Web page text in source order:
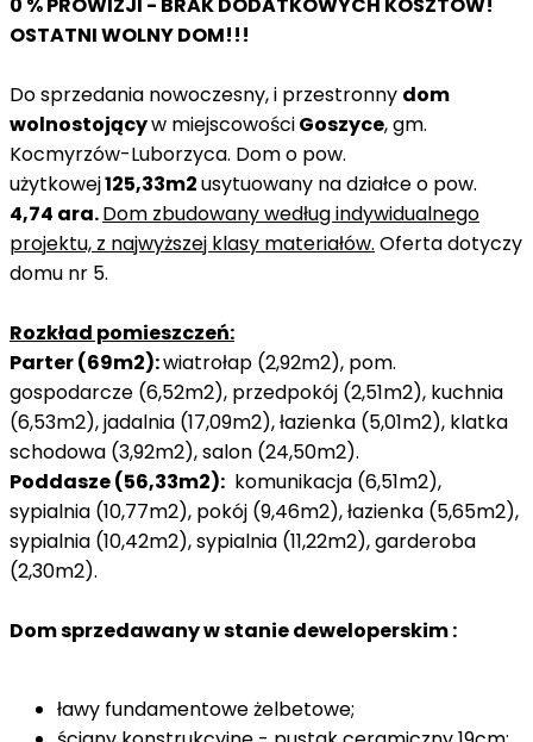
0 % PROWIZJI - BRAK DODATKOWYCH KOSZTÓW!
OSTATNI WOLNY DOM!!!
Do sprzedania nowoczesny, i przestronny dom
wolnostojącyw miejscowościGoszyce, gm.
Kocmyrzów-Luborzyca. Dom o pow.
użytkowej125,33m2usytuowany na działce o pow.
4,74 ara.Dom zbudowany według indywidualnego
projektu, z najwyższej klasy materiałów. Oferta dotyczy
domu nr 5.
Rozkład pomieszczeń:
Parter (69m2):wiatrołap (2,92m2), pom.
gospodarcze (6,52m2), przedpokój (2,51m2), kuchnia
(6,53m2), jadalnia (17,09m2), łazienka (5,01m2), klatka
schodowa (3,92m2), salon (24,50m2).
Poddasze (56,33m2): komunikacja (6,51m2),
sypialnia (10,77m2), pokój (9,46m2), łazienka (5,65m2),
sypialnia (10,42m2), sypialnia (11,22m2), garderoba
(2,30m2).
Dom sprzedawany w stanie deweloperskim :
ławy fundamentowe żelbetowe;